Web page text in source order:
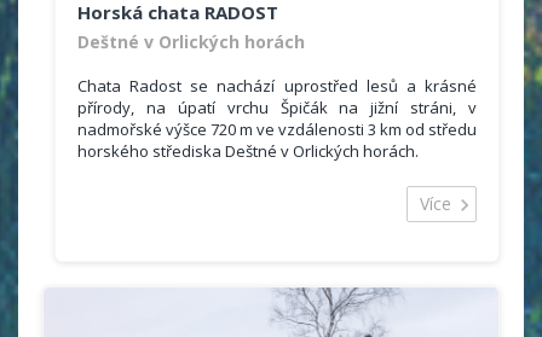
Horská chata RADOST
Deštné v Orlických horách
Chata Radost se nachází uprostřed lesů a krásné
přírody, na úpatí vrchu Špičák na jižní stráni, v
nadmořské výšce 720 m ve vzdálenosti 3 km od středu
horského střediska Deštné v Orlických horách.
vybavené pětilůžkové apartmány (možnost vlastního
vaření) a čtyři dřevěné, celoročně obyvatelné chateky
jídelna (televize, šipky), zásobený bar ( televize,
satelit, kulečník). Sociální zařízení je na patře.
Více